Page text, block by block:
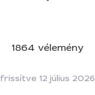
1864 vélemény
frissítve 12 július 2026